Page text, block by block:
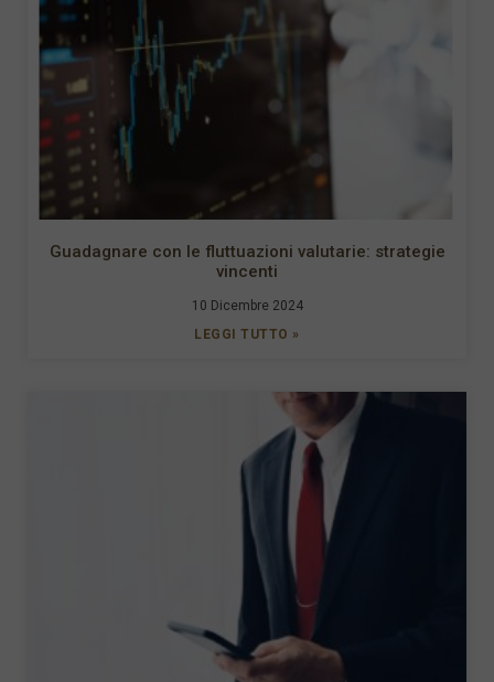
Guadagnare con le fluttuazioni valutarie: strategie
vincenti
10 Dicembre 2024
LEGGI TUTTO »